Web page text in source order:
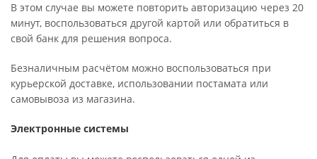
В этом случае вы можете повторить авторизацию через 20
минут, воспользоваться другой картой или обратиться в
свой банк для решения вопроса.
Безналичным расчётом можно воспользоваться при
курьерской доставке, использовании постамата или
самовывоза из магазина.
Электронные системы